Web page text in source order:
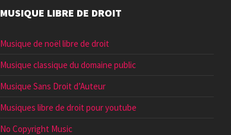
MUSIQUE LIBRE DE DROIT
Musique de noël libre de droit
Musique classique du domaine public
Musique Sans Droit d’Auteur
Musiques libre de droit pour youtube
No Copyright Music